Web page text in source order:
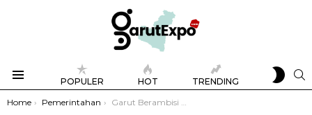
POPULER HOT TRENDING
SKIN
You are here:
Home Pemerintahan Garut Berambisi Meraih Peringkat Madya pada Penilaian Kabupaten Layak Anak